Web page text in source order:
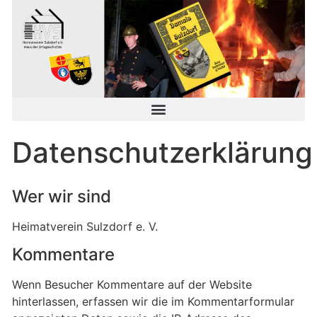
Datenschutzerklärung
Wer wir sind
Heimatverein Sulzdorf e. V.
Kommentare
Wenn Besucher Kommentare auf der Website
hinterlassen, erfassen wir die im Kommentarformular